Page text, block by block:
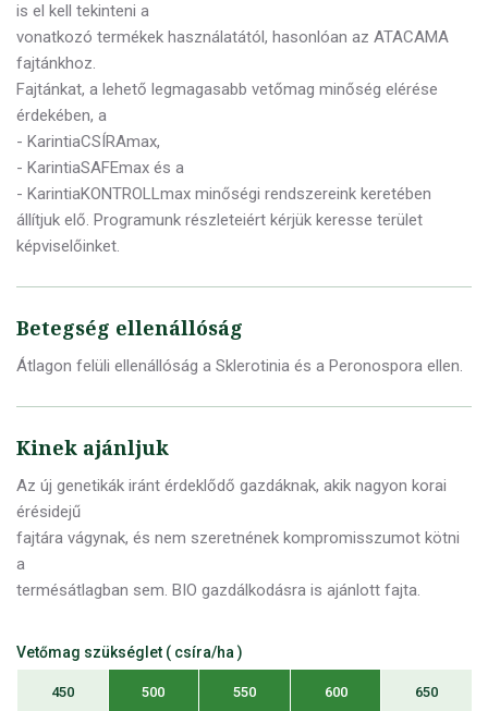
is el kell tekinteni a
vonatkozó termékek használatától, hasonlóan az ATACAMA
fajtánkhoz.
Fajtánkat, a lehető legmagasabb vetőmag minőség elérése
érdekében, a
- KarintiaCSÍRAmax,
- KarintiaSAFEmax és a
- KarintiaKONTROLLmax minőségi rendszereink keretében
állítjuk elő. Programunk részleteiért kérjük keresse terület
képviselőinket.
Betegség ellenállóság
Átlagon felüli ellenállóság a Sklerotinia és a Peronospora ellen.
Kinek ajánljuk
Az új genetikák iránt érdeklődő gazdáknak, akik nagyon korai
érésidejű
fajtára vágynak, és nem szeretnének kompromisszumot kötni
a
termésátlagban sem. BIO gazdálkodásra is ajánlott fajta.
Vetőmag szükséglet ( csíra/ha )
450 500 550 600 650